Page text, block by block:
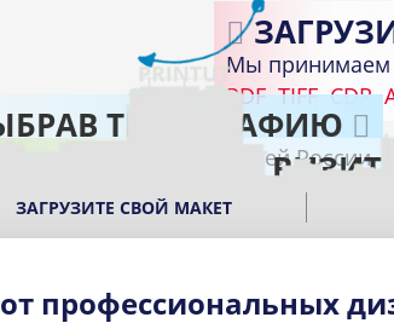
Мы принимаем
PDF TIFF CDR
ТИПОГРАФИЮ
Доставка по всей России
ГОТОВЫЕ
пункте выдачи вашего
ЗАГРУЗИТЕ СВОЙ МАКЕТ
профессиональных